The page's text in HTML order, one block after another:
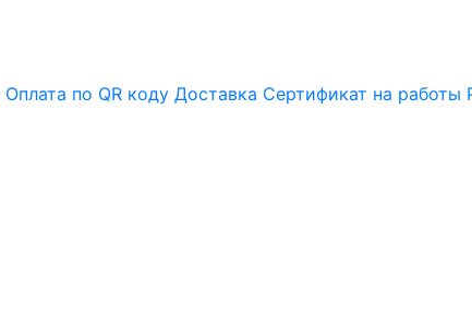
Оплата по QR коду Доставка Сертификат на работы